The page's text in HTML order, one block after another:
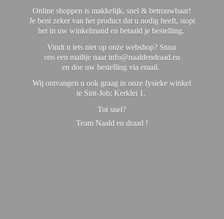
Online shoppen is makkelijk, snel & betrouwbaar!
Je bent zeker van het product dat u nodig heeft, stopt
het in uw winkelmand en betaald je bestelling.
Vindt u iets niet op onze webshop? Stuur
ons een mailtje naar info@naaldendraad.eu
en doe uw bestelling via email.
Wij ontvangen u ook graag in onze fysieke winkel
te Sint-Job; Kerklei 1.
Tot snel?
Team Naald en draad !